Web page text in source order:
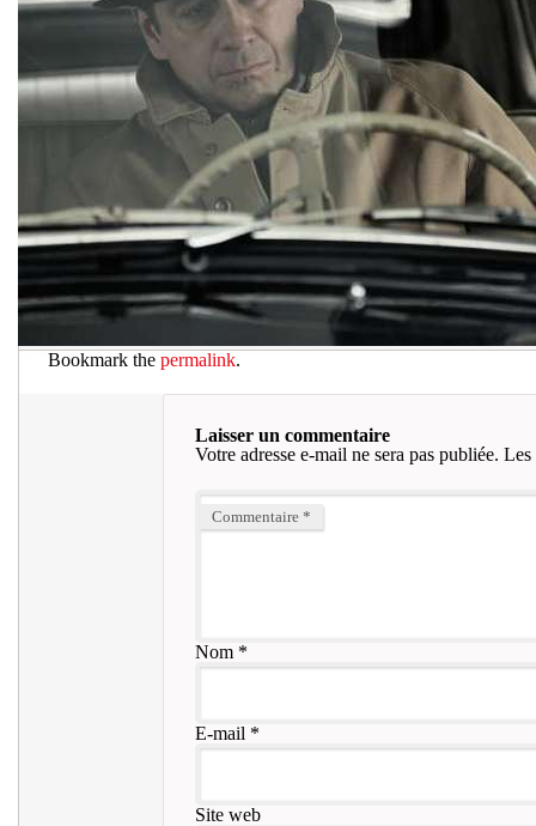
Bookmark the permalink.
Laisser un commentaire
Votre adresse e-mail ne sera pas publiée. Les
Commentaire *
Nom*
E-mail *
Site web